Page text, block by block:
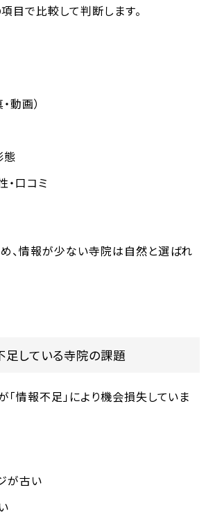
目で比較して判断します。
動画）
態
口コミ
、情報が少ない寺院は自然と選ばれ
している寺院の課題
「情報不足」により機会損失していま
が古い